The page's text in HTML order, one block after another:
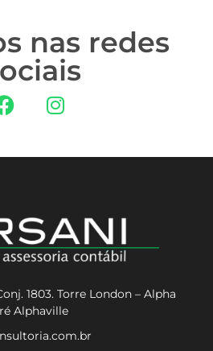
nas redes
1803. Torre London – Alpha
Alphaville